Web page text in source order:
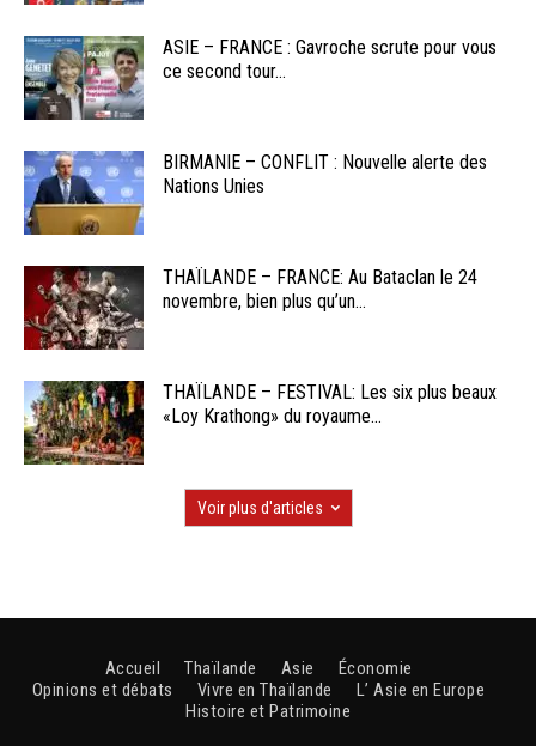
ASIE – FRANCE : Gavroche scrute pour vous
ce second tour...
BIRMANIE – CONFLIT : Nouvelle alerte des
Nations Unies
THAÏLANDE – FRANCE: Au Bataclan le 24
novembre, bien plus qu’un...
THAÏLANDE – FESTIVAL: Les six plus beaux
«Loy Krathong» du royaume...
Voir plus d'articles
Accueil Thaïlande Asie
Économie
Opinions et débats
Vivre en Thaïlande
L’ Asie en Europe
Histoire et Patrimoine